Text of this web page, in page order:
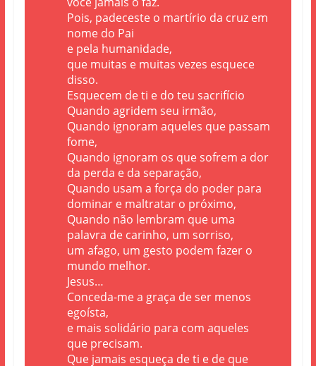
Pois, padeceste o martírio da cruz em
nome do Pai
e pela humanidade,
que muitas e muitas vezes esquece
disso.
Esquecem de ti e do teu sacrifício
Quando agridem seu irmão,
Quando ignoram aqueles que passam
fome,
Quando ignoram os que sofrem a dor
da perda e da separação,
Quando usam a força do poder para
dominar e maltratar o próximo,
Quando não lembram que uma
palavra de carinho, um sorriso,
um afago, um gesto podem fazer o
mundo melhor.
Jesus…
Conceda-me a graça de ser menos
egoísta,
e mais solidário para com aqueles
que precisam.
Que jamais esqueça de ti e de que